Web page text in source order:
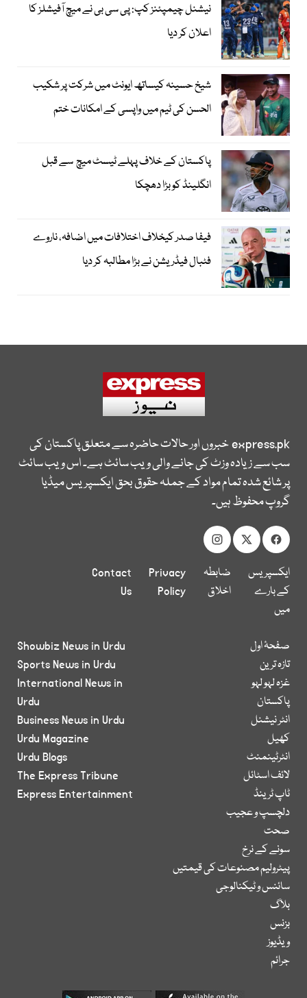
نیشنل چیمپئنز کپ: پی سی بی نے میچ آفیشلز کا
اعلان کر دیا
شیخ حسینہ کیساتھ ایونٹ میں شرکت پر شکیب
الحسن کی ٹیم میں واپسی کے امکانات ختم
پاکستان کے خلاف پہلے ٹیسٹ میچ سے قبل
انگلینڈ کو بڑا دھچکا
فیفا صدر کیخلاف اختلافات میں اضافہ، ناروے
فٹبال فیڈریشن نے بڑا مطالبہ کر دیا
express.pkخبروں اور حالات حاضرہ سے متعلق پاکستان کی
سب سے زیادہ وزٹ کی جانے والی ویب سائٹ ہے۔ اس ویب سائٹ
پر شائع شدہ تمام مواد کے جملہ حقوق بحق ایکسپریس میڈیا
گروپ محفوظ ہیں۔
ایکسپریس
کے بارے
میں
ضابطہ
اخلاق
Privacy
Policy
Contact
Us
صفحۂ اول
تازہ ترین
غزہ لہو لہو
پاکستان
انٹر نیشنل
کھیل
انٹرٹینمنٹ
لائف اسٹائل
ٹاپ ٹرینڈ
دلچسپ و عجیب
صحت
سونے کے نرخ
پیٹرولیم مصنوعات کی قیمتیں
سائنس و ٹیکنالوجی
بلاگ
بزنس
ویڈیوز
جرائم
Showbiz News in Urdu
Sports News in Urdu
International News in
Urdu
Business News in Urdu
Urdu Magazine
Urdu Blogs
The Express Tribune
Express Entertainment